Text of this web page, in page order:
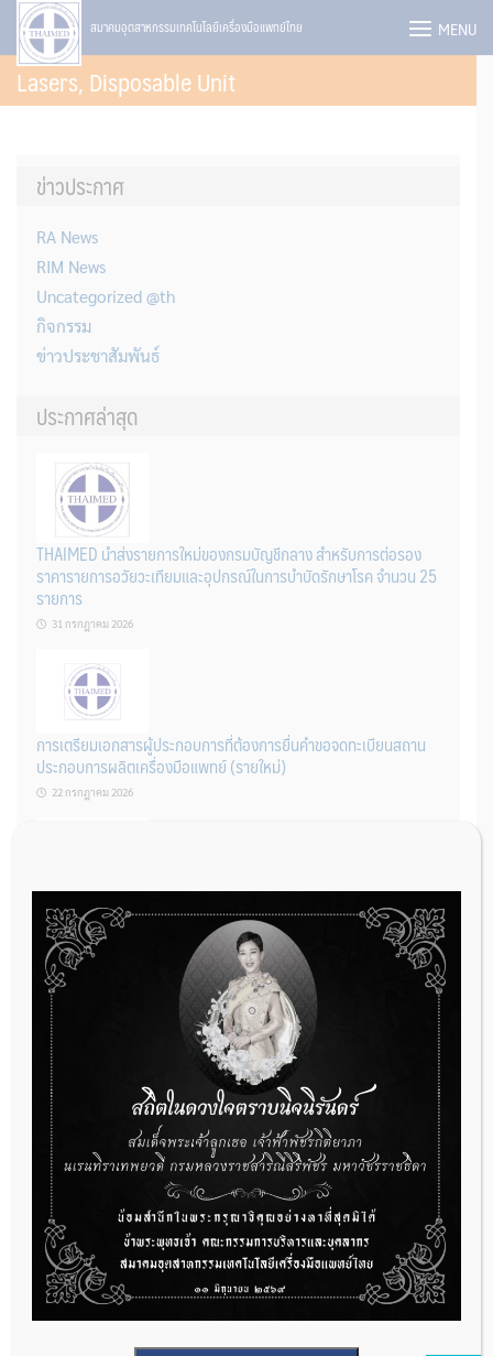
Skip
content
สมาคมอุตสาหกรรมเทคโนโลยีเครื่องมือแพทย์ไทย MENU
Lasers, Disposable Unit
ข่าวประกาศ
RA News
RIM News
Uncategorized @th
กิจกรรม
ข่าวประชาสัมพันธ์
ประกาศล่าสุด
THAIMED นำส่งรายการใหม่ของกรมบัญชีกลาง สำหรับการต่อรอง
ราคารายการอวัยวะเทียมและอุปกรณ์ในการบำบัดรักษาโรค จำนวน 25
รายการ
31 กรกฎาคม 2026
การเตรียมเอกสารผู้ประกอบการที่ต้องการยื่นคำขอจดทะเบียนสถาน
ประกอบการผลิตเครื่องมือแพทย์ (รายใหม่)
22 กรกฎาคม 2026
ผู้ประกอบการผลิต และ นักวิจัย ที่ต้องการขึ้นทะเบียนเครื่องมือแพทย์
ต้องทำอย่างไรบ้าง
22 กรกฎาคม 2026
กองควบคุมเครื่องมือแพทย์ เปิดรับฟังความคิดเห็นหลักการยกร่าง
กฎหมาย จำนวน 3 ฉบับ ผ่านระบบกลางทางกฎหมาย
22 กรกฎาคม 2026
การโฆษณาเครื่องมือแพทย์แบบใดที่ได้รับการยกเว้นไม่ต้องขออนุญาต
14 กรกฎาคม 2026